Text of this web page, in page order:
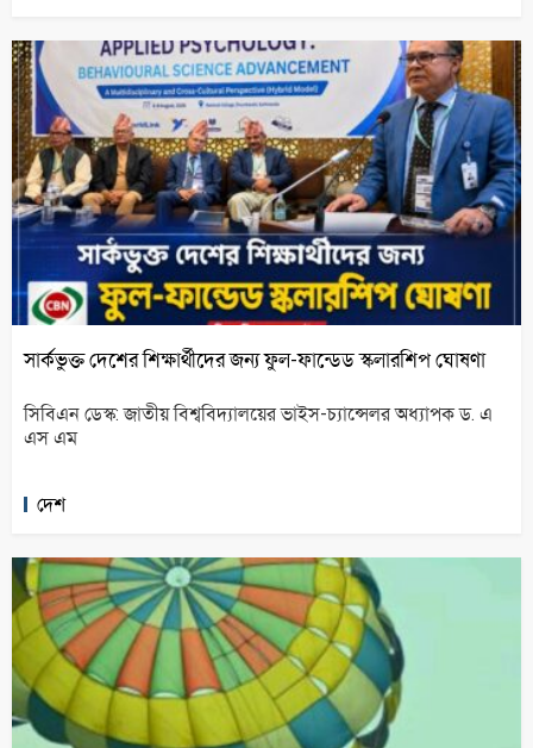
সার্কভুক্ত দেশের শিক্ষার্থীদের জন্য ফুল-ফান্ডেড স্কলারশিপ ঘোষণা
সিবিএন ডেস্ক: জাতীয় বিশ্ববিদ্যালয়ের ভাইস-চ্যান্সেলর অধ্যাপক ড. এ
এস এম
দেশ